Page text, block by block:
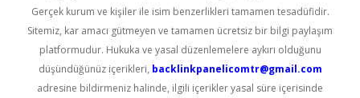
Gerçek kurum ve kişiler ile isim benzerlikleri tamamen tesadüfidir.
Sitemiz, kar amacı gütmeyen ve tamamen ücretsiz bir bilgi paylaşım
platformudur. Hukuka ve yasal düzenlemelere aykırı olduğunu
düşündüğünüz içerikleri, backlinkpanelicomtr@gmail.com
adresine bildirmeniz halinde, ilgili içerikler yasal süre içerisinde